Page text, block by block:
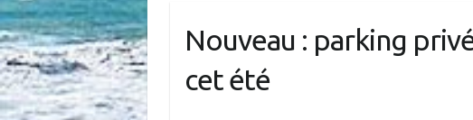
Nouveau : parking
cet été